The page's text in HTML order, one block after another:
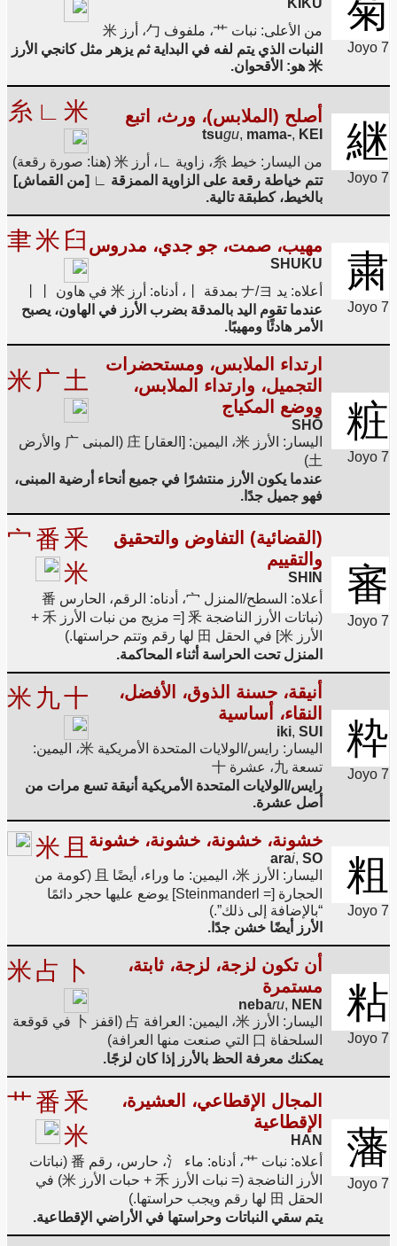
菊
Joyo 7
KIKU
من الأعلى: نبات 艹، ملفوف 勹، أرز 米
النبات الذي يتم لفه في البداية ثم يزهر مثل كانجي الأرز
米 هو: الأقحوان.
継
Joyo 7
أصلح (الملابس)، ورث، اتبع
tsugu, mama-, KEI
糸 ∟ 米
من اليسار: خيط 糸، زاوية ∟، أرز 米 (هنا: صورة رقعة)
تتم خياطة رقعة على الزاوية الممزقة ∟ [من القماش]
بالخيط، كطبقة تالية.
粛
Joyo 7
مهيب، صمت، جو جدي، مدروس
SHUKU
聿米 臼
أعلاه: يد ナ/ヨ بمدقة 丨، أدناه: أرز 米 في هاون 丨丨
عندما تقوم اليد بالمدقة بضرب الأرز في الهاون، يصبح
الأمر هادئًا ومهيبًا.
粧
Joyo 7
ارتداء الملابس، ومستحضرات
التجميل، وارتداء الملابس،
ووضع المكياج
SHŌ
米 广 土
اليسار: الأرز 米، اليمين: [العقار] 庄 (المبنى 广 والأرض
土)
عندما يكون الأرز منتشرًا في جميع أنحاء أرضية المبنى،
فهو جميل جدًا.
審
Joyo 7
(القضائية) التفاوض والتحقيق
والتقييم
SHIN
宀番釆
米
أعلاه: السطح/المنزل 宀، أدناه: الرقم، الحارس 番
(نباتات الأرز الناضجة 釆 [= مزيج من نبات الأرز 禾 +
الأرز 米] في الحقل 田 لها رقم وتتم حراستها.)
المنزل تحت الحراسة أثناء المحاكمة.
粋
Joyo 7
أنيقة، حسنة الذوق، الأفضل،
النقاء، أساسية
iki, SUI
米 九十
اليسار: رايس/الولايات المتحدة الأمريكية 米، اليمين:
تسعة 九، عشرة 十
رايس/الولايات المتحدة الأمريكية أنيقة تسع مرات من
أصل عشرة.
粗
Joyo 7
خشونة، خشونة، خشونة، خشونة
arai, SO
米 且
اليسار: الأرز 米، اليمين: ما وراء، أيضًا 且 (كومة من
الحجارة [= Steinmanderl] يوضع عليها حجر دائمًا
“بالإضافة إلى ذلك”.)
الأرز أيضًا خشن جدًا.
粘
Joyo 7
أن تكون لزجة، لزجة، ثابتة،
مستمرة
nebaru, NEN
米占 卜
اليسار: الأرز 米، اليمين: العرافة 占 (اقفز 卜 في قوقعة
السلحفاة 口 التي صنعت منها العرافة)
يمكنك معرفة الحظ بالأرز إذا كان لزجًا.
藩
Joyo 7
المجال الإقطاعي، العشيرة،
الإقطاعية
HAN
艹番釆
米
أعلاه: نبات 艹، أدناه: ماء 氵، حارس، رقم 番 (نباتات
الأرز الناضجة (= نبات الأرز 禾 + حبات الأرز 米) في
الحقل 田 لها رقم ويجب حراستها.)
يتم سقي النباتات وحراستها في الأراضي الإقطاعية.